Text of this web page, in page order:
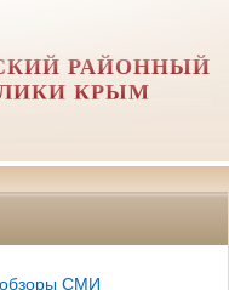
РАЙОННЫЙ
КРЫМ
обзоры СМИ